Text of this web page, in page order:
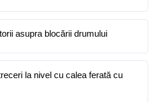
asupra blocării drumului
la nivel cu calea ferată cu